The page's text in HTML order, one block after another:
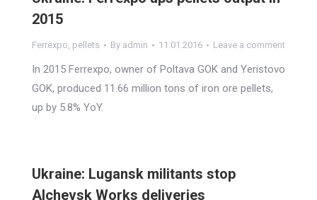
2015
Ferrexpo, pellets By admin 11.01.2016 Leave a comment
In 2015 Ferrexpo, owner of Poltava GOK and Yeristovo
GOK, produced 11.66 million tons of iron ore pellets,
up by 5.8% YoY.
Ukraine: Lugansk militants stop
Alchevsk Works deliveries